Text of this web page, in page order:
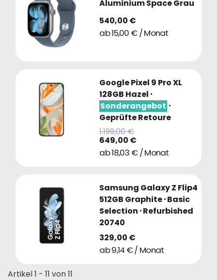
Aluminium Space Grau
540,00 €
ab 15,00 € / Monat
Google Pixel 9 Pro XL
128GB Hazel・
Sonderangebot ・
Geprüfte Retoure
1.199,00 €
649,00 €
ab 18,03 € / Monat
Samsung Galaxy Z Flip4
512GB Graphite・Basic
Selection・Refurbished
20740
329,00 €
ab 9,14 € / Monat
Artikel 1 - 11 von 11